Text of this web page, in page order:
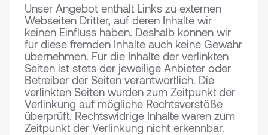
Unser Angebot enthält Links zu externen
Webseiten Dritter, auf deren Inhalte wir
keinen Einfluss haben. Deshalb können wir
für diese fremden Inhalte auch keine Gewähr
übernehmen. Für die Inhalte der verlinkten
Seiten ist stets der jeweilige Anbieter oder
Betreiber der Seiten verantwortlich. Die
verlinkten Seiten wurden zum Zeitpunkt der
Verlinkung auf mögliche Rechtsverstöße
überprüft. Rechtswidrige Inhalte waren zum
Zeitpunkt der Verlinkung nicht erkennbar.